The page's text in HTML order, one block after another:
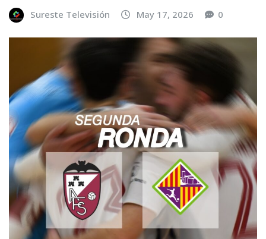
Sureste Televisión May 17, 2026 0